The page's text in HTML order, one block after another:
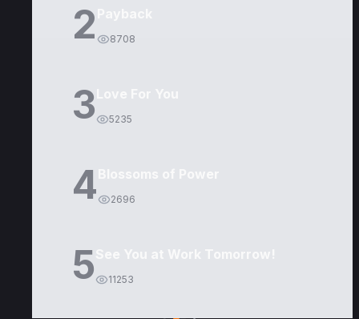
2 8708
3 5235
4 2696
5 11253